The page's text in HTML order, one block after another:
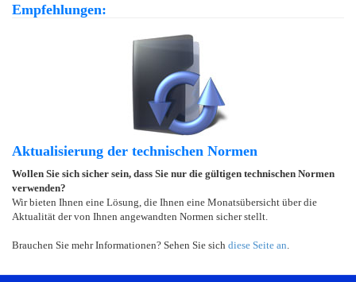
Empfehlungen:
Aktualisierung der technischen Normen
Wollen Sie sich sicher sein, dass Sie nur die gültigen technischen Normen
verwenden?
Wir bieten Ihnen eine Lösung, die Ihnen eine Monatsübersicht über die
Aktualität der von Ihnen angewandten Normen sicher stellt.
Brauchen Sie mehr Informationen? Sehen Sie sich diese Seite an